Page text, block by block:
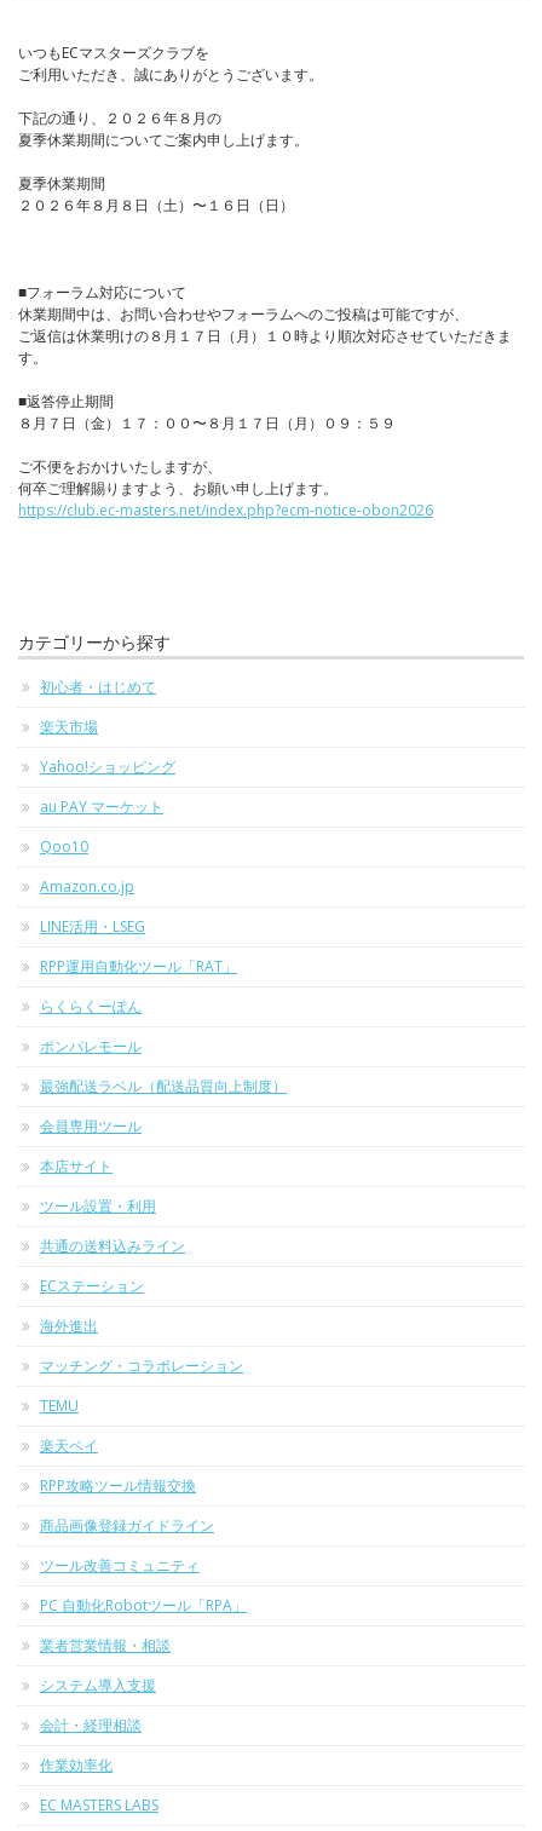
いつもECマスターズクラブを
ご利用いただき、誠にありがとうございます。
下記の通り、２０２６年８月の
夏季休業期間についてご案内申し上げます。
夏季休業期間
２０２６年８月８日（土）〜１６日（日）
■フォーラム対応について
休業期間中は、お問い合わせやフォーラムへのご投稿は可能ですが、
ご返信は休業明けの８月１７日（月）１０時より順次対応させていただきま
す。
■返答停止期間
８月７日（金）１７：００〜８月１７日（月）０９：５９
ご不便をおかけいたしますが、
何卒ご理解賜りますよう、お願い申し上げます。
https://club.ec-masters.net/index.php?ecm-notice-obon2026
カテゴリーから探す
初心者・はじめて
楽天市場
Yahoo!ショッピング
au PAY マーケット
Qoo10
Amazon.co.jp
LINE活用・LSEG
RPP運用自動化ツール「RAT」
らくらくーぽん
ポンパレモール
最強配送ラベル（配送品質向上制度）
会員専用ツール
本店サイト
ツール設置・利用
共通の送料込みライン
ECステーション
海外進出
マッチング・コラボレーション
TEMU
楽天ペイ
RPP攻略ツール情報交換
商品画像登録ガイドライン
ツール改善コミュニティ
PC 自動化Robotツール「RPA」
業者営業情報・相談
システム導入支援
会計・経理相談
作業効率化
EC MASTERS LABS